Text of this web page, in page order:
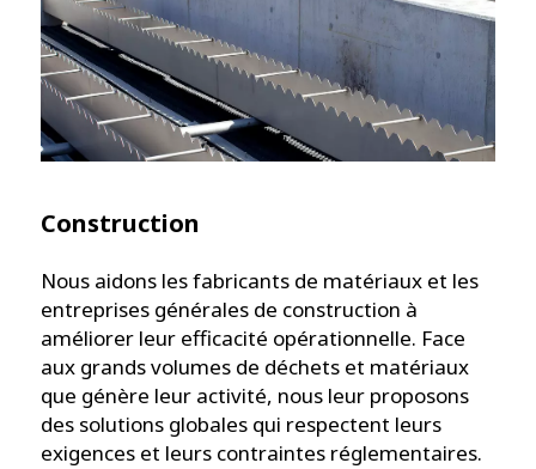
Construction
Nous aidons les fabricants de matériaux et les
entreprises générales de construction à
améliorer leur efficacité opérationnelle. Face
aux grands volumes de déchets et matériaux
que génère leur activité, nous leur proposons
des solutions globales qui respectent leurs
exigences et leurs contraintes réglementaires.